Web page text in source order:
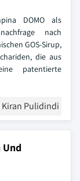
DOMO als
nach
GOS-Sirup,
die aus
patentierte
Kiran Pulidindi